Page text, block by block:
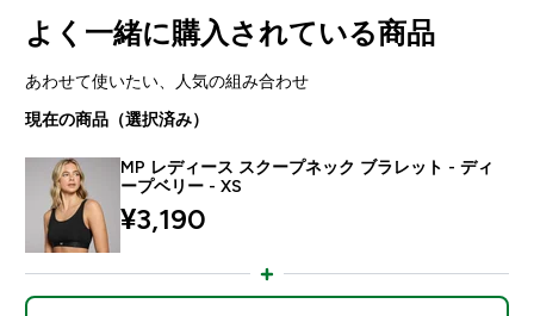
よく一緒に購入されている商品
あわせて使いたい、人気の組み合わせ
現在の商品（選択済み）
MP レディース スクープネック ブラレット - ディ
ープベリー - XS
¥3,190‎